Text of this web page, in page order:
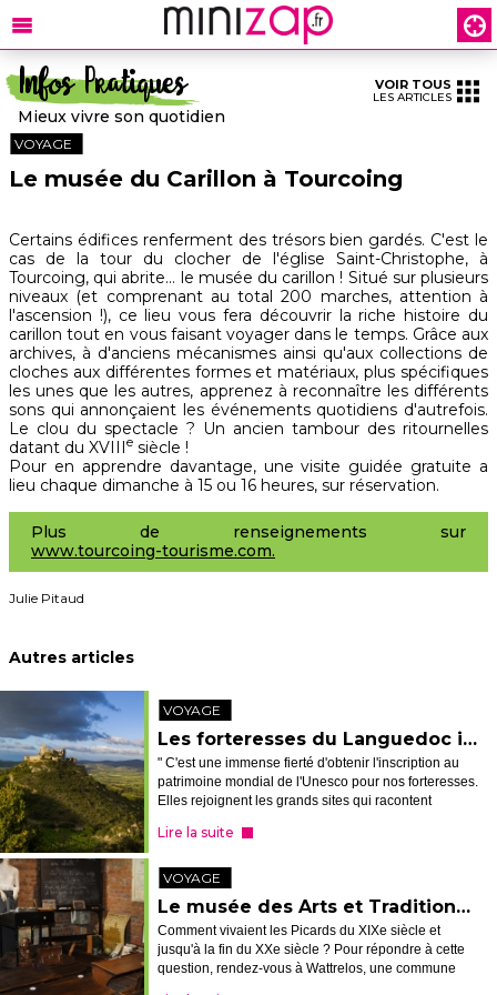
Infos Pratiques
Mieux vivre son quotidien
VOIR TOUS
LES ARTICLES
VOYAGE
Le musée du Carillon à Tourcoing
Certains édifices renferment des trésors bien gardés. C'est le
cas de la tour du clocher de l'église Saint-Christophe, à
Tourcoing, qui abrite... le musée du carillon ! Situé sur plusieurs
niveaux (et comprenant au total 200 marches, attention à
l'ascension !), ce lieu vous fera découvrir la riche histoire du
carillon tout en vous faisant voyager dans le temps. Grâce aux
archives, à d'anciens mécanismes ainsi qu'aux collections de
cloches aux différentes formes et matériaux, plus spécifiques
les unes que les autres, apprenez à reconnaître les différents
sons qui annonçaient les événements quotidiens d'autrefois.
Le clou du spectacle ? Un ancien tambour des ritournelles
datant du XVIIIe siècle !
Pour en apprendre davantage, une visite guidée gratuite a
lieu chaque dimanche à 15 ou 16 heures, sur réservation.
Plus de renseignements sur
www.tourcoing-tourisme.com.
Julie Pitaud
Autres articles
VOYAGE
Les forteresses du Languedoc inscrites à l'Unesco
" C'est une immense fierté d'obtenir l'inscription au
patrimoine mondial de l'Unesco pour nos forteresses.
Elles rejoignent les grands sites qui racontent
qu'Hélène Sandragné, la prés...
Lire la suite
VOYAGE
Le musée des Arts et Traditions populaires à Wattrelos
Comment vivaient les Picards du XIXe siècle et
jusqu'à la fin du XXe siècle ? Pour répondre à cette
question, rendez-vous à Wattrelos, une commune